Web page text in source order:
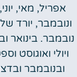
אפריל, מאי,
נובמבר. בינואר
ויולי ואוגוסט
ובנובמבר